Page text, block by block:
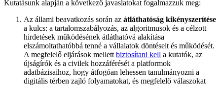
Kutatásunk alapján a következő javaslatokat fogalmazzuk meg:
Az állami beavatkozás során az átláthatóság kikényszerítése
a kulcs: a tartalomszabályozás, az algoritmusok és a célzott
hirdetések működésének átláthatóvá alakítása
elszámoltathatóbbá tenné a vállalatok döntéseit és működését.
A megfelelő eljárások mellett biztosítani kell a kutatók, az
újságírók és a civilek hozzáférését a platformok
adatbázisaihoz, hogy átfogóan lehessen tanulmányozni a
digitális térben zajló folyamatokat, és megfelelő válaszokat